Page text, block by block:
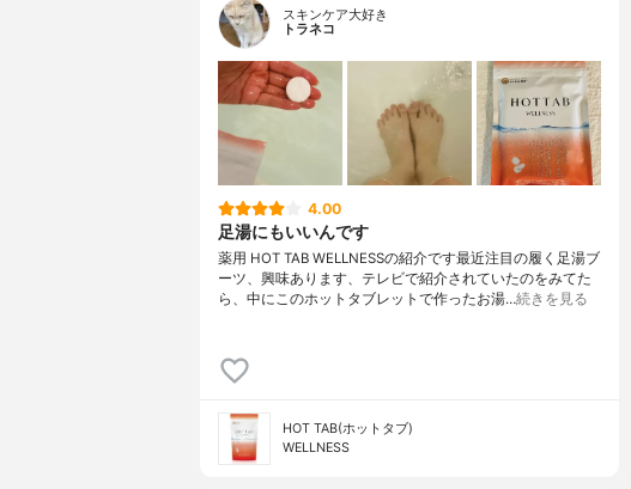
スキンケア大好き
トラネコ
4.00
足湯にもいいんです
薬用 HOT TAB WELLNESSの紹介です最近注目の履く足湯ブ
ーツ、興味あります、テレビで紹介されていたのをみてた
ら、中にこのホットタブレットで作ったお湯…続きを見る
HOT TAB(ホットタブ)
WELLNESS